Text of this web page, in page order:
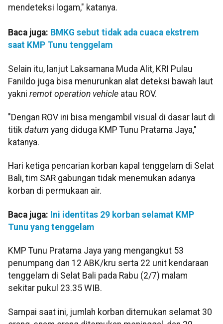
mendeteksi logam," katanya.
Baca juga: BMKG sebut tidak ada cuaca ekstrem
saat KMP Tunu tenggelam
Selain itu, lanjut Laksamana Muda Alit, KRI Pulau
Fanildo juga bisa menurunkan alat deteksi bawah laut
yakni remot operation vehicle atau ROV.
"Dengan ROV ini bisa mengambil visual di dasar laut di
titik datum yang diduga KMP Tunu Pratama Jaya,"
katanya.
Hari ketiga pencarian korban kapal tenggelam di Selat
Bali, tim SAR gabungan tidak menemukan adanya
korban di permukaan air.
Baca juga: Ini identitas 29 korban selamat KMP
Tunu yang tenggelam
KMP Tunu Pratama Jaya yang mengangkut 53
penumpang dan 12 ABK/kru serta 22 unit kendaraan
tenggelam di Selat Bali pada Rabu (2/7) malam
sekitar pukul 23.35 WIB.
Sampai saat ini, jumlah korban ditemukan selamat 30